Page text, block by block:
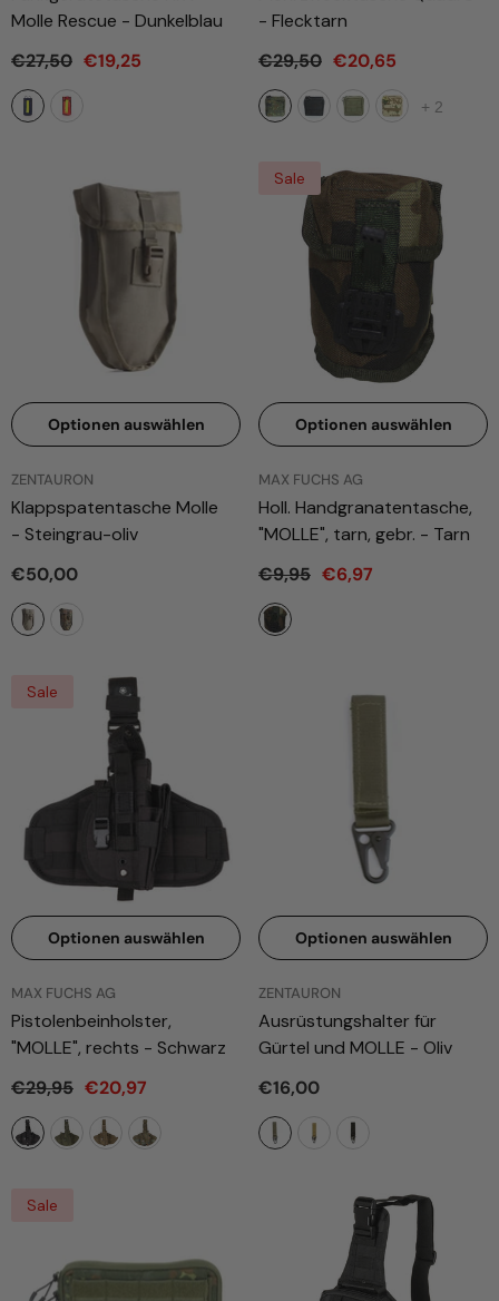
Molle Rescue - Dunkelblau
€27,50 €19,25
- Flecktarn
€29,50 €20,65
+ 2
Optionen auswählen
ANBIETER:
ZENTAURON
Klappspatentasche Molle
- Steingrau-oliv
€50,00
Sale
Optionen auswählen
ANBIETER:
MAX FUCHS AG
Holl. Handgranatentasche,
"MOLLE", tarn, gebr. - Tarn
€9,95 €6,97
Sale
Optionen auswählen
ANBIETER:
MAX FUCHS AG
Pistolenbeinholster,
"MOLLE", rechts - Schwarz
€29,95 €20,97
Optionen auswählen
ANBIETER:
ZENTAURON
Ausrüstungshalter für
Gürtel und MOLLE - Oliv
€16,00
Sale